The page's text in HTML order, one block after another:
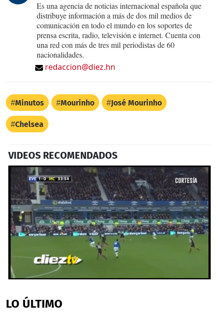
Es una agencia de noticias internacional española que
distribuye información a más de dos mil medios de
comunicación en todo el mundo en los soportes de
prensa escrita, radio, televisión e internet. Cuenta con
una red con más de tres mil periodistas de 60
nacionalidades.
redaccion@diez.hn
Minutos Mourinho José Mourinho
Chelsea
VIDEOS RECOMENDADOS
of
43
LO ÚLTIMO